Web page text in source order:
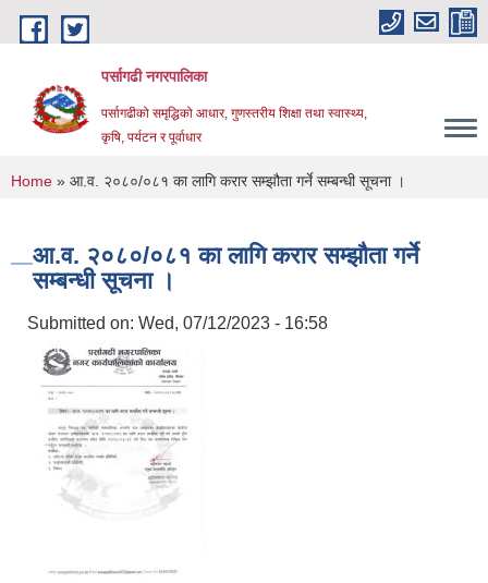
Skip to main content
पर्सागढी नगरपालिका
पर्सागढीको समृद्धिको आधार, गुणस्तरीय शिक्षा तथा स्वास्थ्य,
कृषि, पर्यटन र पूर्वाधार
You are here
Home » आ.व. २०८०/०८१ का लागि करार सम्झौता गर्ने सम्बन्धी सूचना ।
आ.व. २०८०/०८१ का लागि करार सम्झौता गर्ने
सम्बन्धी सूचना ।
Submitted on: Wed, 07/12/2023 - 16:58